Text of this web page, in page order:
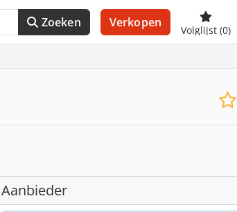
Zoeken Verkopen
Volglijst (0)
Aanbieder